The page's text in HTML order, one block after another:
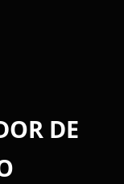
DE